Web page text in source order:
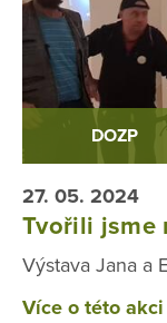
DOZP
27. 05. 2024
Tvořili jsme
Výstava Jana a
Více o této akci